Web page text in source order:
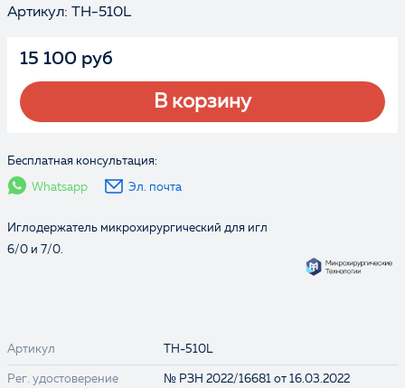
Артикул: TH-510L
15 100 руб
В корзину
Бесплатная консультация:
Whatsapp Эл. почта
Иглодержатель микрохирургический для игл
6/0 и 7/0.
Артикул TH-510L
Рег. удостоверение № РЗН 2022/16681 от 16.03.2022